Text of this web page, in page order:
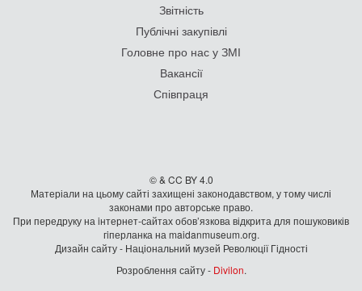
Звітність
Публічні закупівлі
Головне про нас у ЗМІ
Вакансії
Співпраця
© & CC BY 4.0
Матеріали на цьому сайті захищені законодавством, у тому числі
законами про авторське право.
При передруку на iнтернет-сайтах обов’язкова відкрита для пошуковиків
гiперланка на maidanmuseum.org.
Дизайн сайту - Національний музей Революції Гідності
Розроблення сайту - Divilon.